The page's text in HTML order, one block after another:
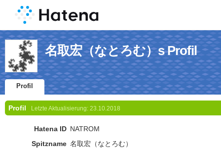
名取宏（なとろむ）s Profil
Profil
Profil Letzte Aktualisierung: 23.10.2018
Hatena ID NATROM
Spitzname 名取宏（なとろむ）